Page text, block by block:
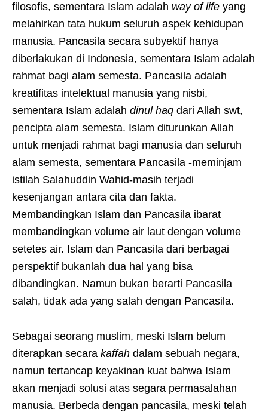
filosofis, sementara Islam adalah way of life yang
mela­hirkan tata hukum se­luruh aspek kehidupan
manusia. Pancasila secara subyektif hanya
diberlakukan di Indonesia, sementara Islam adalah
rahmat bagi alam semesta. Pancasila adalah
kreatifitas intelektual manusia yang nisbi,
sementara Islam adalah dinul haq dari Allah swt,
pencipta alam semesta. Islam diturunkan Allah
untuk menjadi rahmat bagi manusia dan seluruh
alam semesta, sementara Pancasila -meminjam
istilah Salahuddin Wahid-masih terjadi
kesenjangan antara cita dan fakta.
Membandingkan Islam dan Pancasila ibarat
membandingkan volume air laut dengan volume
setetes air. Islam dan Pancasila dari berbagai
perspektif bukanlah dua hal yang bisa
dibandingkan. Namun bukan berarti Pancasila
salah, tidak ada yang salah dengan Pancasila.
Sebagai seorang muslim, meski Islam belum
diterapkan secara kaffah dalam sebuah negara,
namun tertancap keyakinan kuat bahwa Islam
akan menjadi solusi atas segara permasalahan
manusia. Berbeda dengan pancasila, meski telah